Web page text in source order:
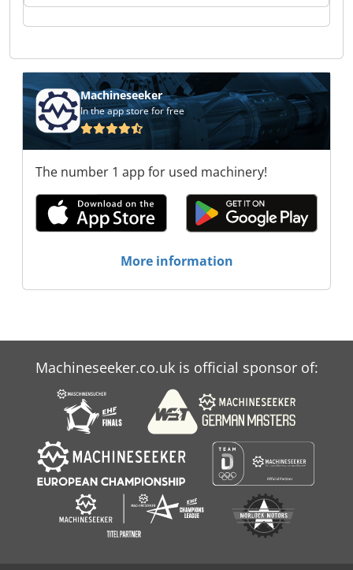
Machines B.V. Talen Machines B.V. Talen
Machines B.V. Talen Machines B.V. Talen
Machines B.V. Talen Machines B.V. Talen
Machines B.V. Talen Machines B.V.
Machineseeker
In the app store for free
The number 1 app for used machinery!
More information
Machineseeker.co.uk is official sponsor of: